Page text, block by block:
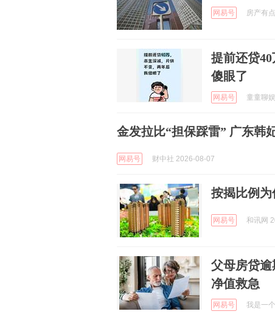
网易号 房产有
提前还贷
傻眼了
网易号 童童聊
金发拉比“担保踩雷” 广东韩
网易号 财中社 2026-08-07
按揭比例为
网易号 和讯网
父母房贷逾
净值救急
网易号 我是一